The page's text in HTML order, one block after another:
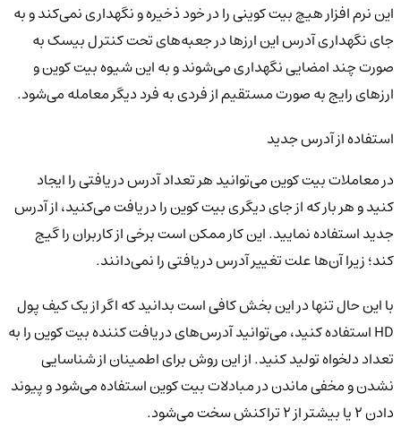
این نرم افزار هیچ بیت کوینی را در خود ذخیره و نگهداری نمی‌کند و به
جای نگهداری آدرس این ارزها در جعبه‌های تحت کنترل بیسک به
صورت چند امضایی نگهداری می‌شوند و به این شیوه بیت کوین و
ارزهای رایج به صورت مستقیم از فردی به فرد دیگر معامله می‌شود.
استفاده از آدرس جدید
در معاملات بیت کوین می‌توانید هر تعداد آدرس دریافتی را ایجاد
کنید و هر بار که از جای دیگری بیت کوین را دریافت می‌کنید، از آدرس
جدید استفاده نمایید. این کار ممکن است برخی از کاربران را گیج
کند؛ زیرا آن‌ها علت تغییر آدرس دریافتی را نمی‌دانند.
با این حال تنها در این بخش کافی است بدانید که اگر از یک کیف پول
HD استفاده کنید، می‌توانید آدرس‌های دریافت کننده بیت کوین را به
تعداد دلخواه تولید کنید. از این روش برای اطمینان از شناسایی
نشدن و مخفی ماندن در مبادلات بیت کوین استفاده می‌شود و پیوند
دادن 2 یا بیشتر از 2 تراکنش سخت می‌شود.